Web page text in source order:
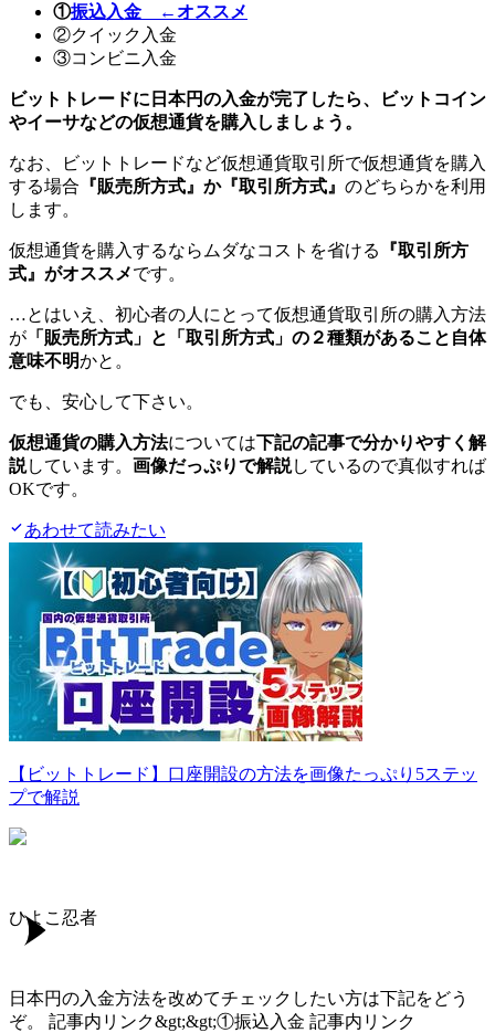
①振込入金
←オススメ
②クイック入金
③コンビニ入金
ビットトレードに日本円の入金が完了したら、ビットコイン
やイーサなどの仮想通貨を購入しましょう。
なお、ビットトレードなど仮想通貨取引所で仮想通貨を購入
する場合 『販売所方式』か『取引所方式』 のどちらかを利用
します。
仮想通貨を購入するならムダなコストを省ける
『取引所方
式』がオススメです。
…とはいえ、初心者の人にとって仮想通貨取引所の購入方法
が 「販売所方式」と「取引所方式」の２種類があること自体
意味不明かと。
でも、安心して下さい。
仮想通貨の購入方法については下記の記事で分かりやすく解
説しています。 画像だっぷりで解説しているので真似すれば
OKです。
あわせて読みたい
【ビットトレード】口座開設の方法を画像たっぷり5ステッ
プで解説
ひよこ忍者
日本円の入金方法を改めてチェックしたい方は下記をどう
ぞ。 記事内リンク&gt;&gt;①振込入金 記事内リンク